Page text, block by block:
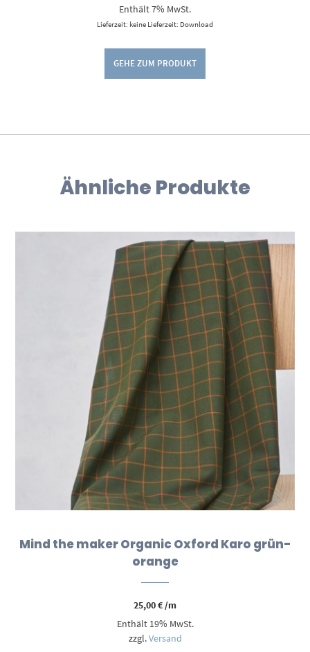
Enthält 7% MwSt.
Lieferzeit: keine Lieferzeit: Download
GEHE ZUM PRODUKT
Ähnliche Produkte
Mind the maker Organic Oxford Karo grün-
orange
25,00€/m
Enthält 19% MwSt.
zzgl.Versand